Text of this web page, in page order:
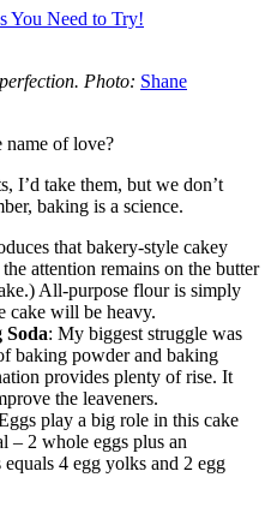
You Need to Try!
Photo: Shane
name of love?
I’d take them, but we don’t
baking is a science.
that bakery-style cakey
attention remains on the butter
All-purpose flour is simply
cake will be heavy.
: My biggest struggle was
baking powder and baking
provides plenty of rise. It
the leaveners.
play a big role in this cake
– 2 whole eggs plus an
4 egg yolks and 2 egg